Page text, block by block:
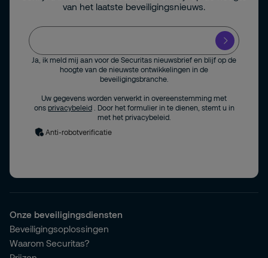
van het laatste beveiligingsnieuws.
Ja, ik meld mij aan voor de Securitas nieuwsbrief en blijf op de
hoogte van de nieuwste ontwikkelingen in de
beveiligingsbranche.
Uw gegevens worden verwerkt in overeenstemming met
ons privacybeleid
. Door het formulier in te dienen, stemt u in
met het privacybeleid.
Anti-robotverificatie
Onze beveiligingsdiensten
Beveiligingsoplossingen
Waarom Securitas?